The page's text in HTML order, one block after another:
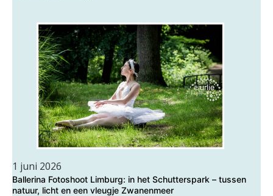
1 juni 2026
Ballerina Fotoshoot Limburg: in het Schutterspark – tussen
natuur, licht en een vleugje Zwanenmeer